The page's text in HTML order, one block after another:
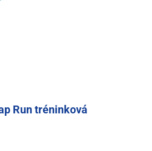
Run tréninková